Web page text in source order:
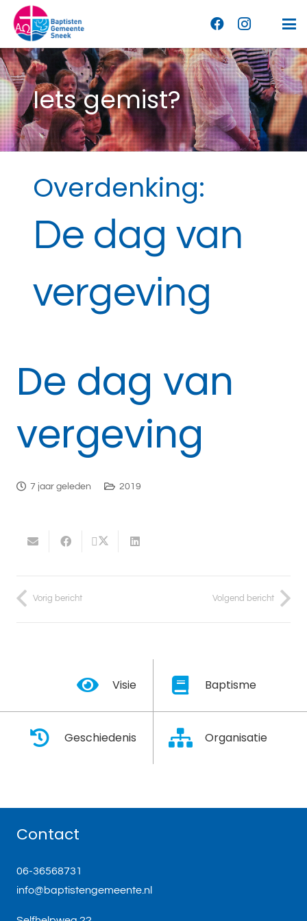
Iets gemist?
Overdenking:
De dag van
vergeving
De dag van
vergeving
7 jaar geleden 2019
Vorig bericht Volgend bericht
Visie Baptisme
Geschiedenis Organisatie
Contact
06-36568731
info@baptistengemeente.nl